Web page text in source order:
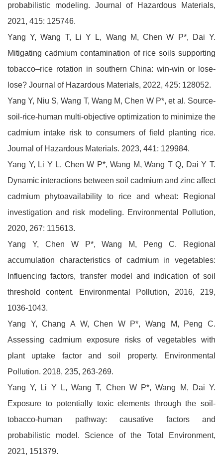
probabilistic modeling. Journal of Hazardous Materials,
2021, 415: 125746.
Yang Y, Wang T, Li Y L, Wang M, Chen W P*, Dai Y.
Mitigating cadmium contamination of rice soils supporting
tobacco–rice rotation in southern China: win-win or lose-
lose? Journal of Hazardous Materials, 2022, 425: 128052.
Yang Y, Niu S, Wang T, Wang M, Chen W P*, et al. Source-
soil-rice-human multi-objective optimization to minimize the
cadmium intake risk to consumers of field planting rice.
Journal of Hazardous Materials. 2023, 441: 129984.
Yang Y, Li Y L, Chen W P*, Wang M, Wang T Q, Dai Y T.
Dynamic interactions between soil cadmium and zinc affect
cadmium phytoavailability to rice and wheat: Regional
investigation and risk modeling. Environmental Pollution,
2020, 267: 115613.
Yang Y, Chen W P*, Wang M, Peng C. Regional
accumulation characteristics of cadmium in vegetables:
Influencing factors, transfer model and indication of soil
threshold content. Environmental Pollution, 2016, 219,
1036-1043.
Yang Y, Chang A W, Chen W P*, Wang M, Peng C.
Assessing cadmium exposure risks of vegetables with
plant uptake factor and soil property. Environmental
Pollution. 2018, 235, 263-269.
Yang Y, Li Y L, Wang T, Chen W P*, Wang M, Dai Y.
Exposure to potentially toxic elements through the soil-
tobacco-human pathway: causative factors and
probabilistic model. Science of the Total Environment,
2021, 151379.